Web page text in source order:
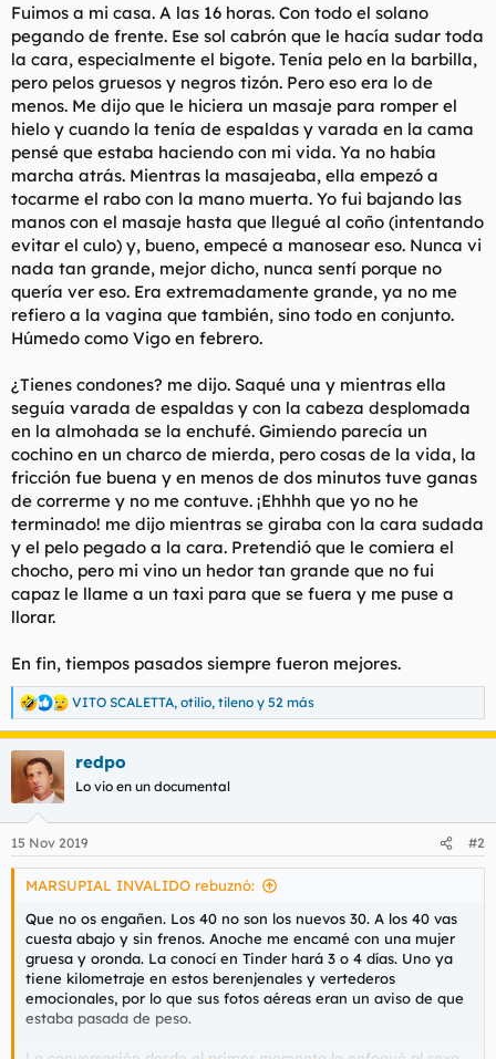
Fuimos a mi casa. A las 16 horas. Con todo el solano
pegando de frente. Ese sol cabrón que le hacía sudar toda
la cara, especialmente el bigote. Tenía pelo en la barbilla,
pero pelos gruesos y negros tizón. Pero eso era lo de
menos. Me dijo que le hiciera un masaje para romper el
hielo y cuando la tenía de espaldas y varada en la cama
pensé que estaba haciendo con mi vida. Ya no había
marcha atrás. Mientras la masajeaba, ella empezó a
tocarme el rabo con la mano muerta. Yo fui bajando las
manos con el masaje hasta que llegué al coño (intentando
evitar el culo) y, bueno, empecé a manosear eso. Nunca vi
nada tan grande, mejor dicho, nunca sentí porque no
quería ver eso. Era extremadamente grande, ya no me
refiero a la vagina que también, sino todo en conjunto.
Húmedo como Vigo en febrero.
¿Tienes condones? me dijo. Saqué una y mientras ella
seguía varada de espaldas y con la cabeza desplomada
en la almohada se la enchufé. Gimiendo parecía un
cochino en un charco de mierda, pero cosas de la vida, la
fricción fue buena y en menos de dos minutos tuve ganas
de correrme y no me contuve. ¡Ehhhh que yo no he
terminado! me dijo mientras se giraba con la cara sudada
y el pelo pegado a la cara. Pretendió que le comiera el
chocho, pero mi vino un hedor tan grande que no fui
capaz le llame a un taxi para que se fuera y me puse a
llorar.
En fin, tiempos pasados siempre fueron mejores.
R
e
a
c
c
i
e
s
VITO SCALETTA, otilio, tileno y 52 más
redpo
Lo vio en un documental
15 Nov 2019 #2
MARSUPIAL INVALIDO rebuznó:
Que no os engañen. Los 40 no son los nuevos 30. A los 40 vas
cuesta abajo y sin frenos. Anoche me encamé con una mujer
gruesa y oronda. La conocí en Tinder hará 3 o 4 días. Uno ya
tiene kilometraje en estos berenjenales y vertederos
emocionales, por lo que sus fotos aéreas eran un aviso de que
estaba pasada de peso.